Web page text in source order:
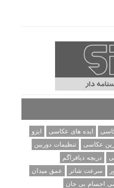
ایده های عکاسی
ایزو
عکاسی
تنظیمات دوربین
دریچه دیافراگم
سرعت شاتر
عمق میدان
اجسام بی جان